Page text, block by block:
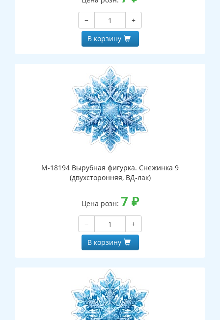
−
+
В корзину
М-18194 Вырубная фигурка. Снежинка 9
(двухсторонняя, ВД-лак)
Цена розн: 7 ₽
−
+
В корзину